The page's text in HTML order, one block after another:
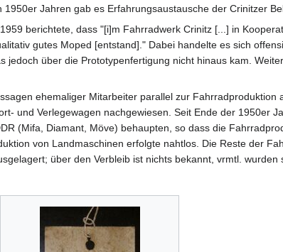
Jahren gab es Erfahrungsaustausche der Crinitzer
berichtete, dass "[i]m Fahrradwerk Crinitz [...] in
gutes Moped [entstand]." Dabei handelte es sich
jedoch über die Prototypenfertigung nicht hinaus kam.
ehemaliger Mitarbeiter parallel zur
und Verlegewagen nachgewiesen. Seit Ende der 1950er
(Mifa, Diamant, Möve) behaupten, so dass die
von Landmaschinen erfolgte nahtlos. Die Reste der
über den Verbleib ist nichts bekannt, vrmtl. wurden